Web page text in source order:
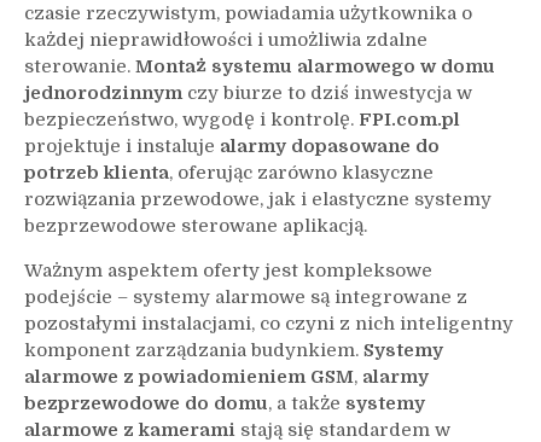
czasie rzeczywistym, powiadamia użytkownika o
każdej nieprawidłowości i umożliwia zdalne
sterowanie. Montaż systemu alarmowego w domu
jednorodzinnym czy biurze to dziś inwestycja w
bezpieczeństwo, wygodę i kontrolę. FPI.com.pl
projektuje i instaluje alarmy dopasowane do
potrzeb klienta, oferując zarówno klasyczne
rozwiązania przewodowe, jak i elastyczne systemy
bezprzewodowe sterowane aplikacją.
Ważnym aspektem oferty jest kompleksowe
podejście – systemy alarmowe są integrowane z
pozostałymi instalacjami, co czyni z nich inteligentny
komponent zarządzania budynkiem. Systemy
alarmowe z powiadomieniem GSM, alarmy
bezprzewodowe do domu, a także systemy
alarmowe z kamerami stają się standardem w